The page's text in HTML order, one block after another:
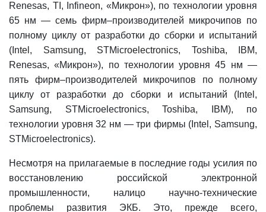
Renesas, TI, Infineon, «Микрон»), по технологии уровня
65 нм — семь фирм–производителей микрочипов по
полному циклу от разработки до сборки и испытаний
(Intel, Samsung, STMicroelectronics, Toshiba, IBM,
Renesas, «Микрон»), по технологии уровня 45 нм —
пять фирм–производителей микрочипов по полному
циклу от разработки до сборки и испытаний (Intel,
Samsung, STMicroelectronics, Toshiba, IBM), по
технологии уровня 32 нм — три фирмы (Intel, Samsung,
STMicroelectronics).
Несмотря на прилагаемые в последние годы усилия по
восстановлению российской электронной
промышленности, налицо научно-технические
проблемы развития ЭКБ. Это, прежде всего,